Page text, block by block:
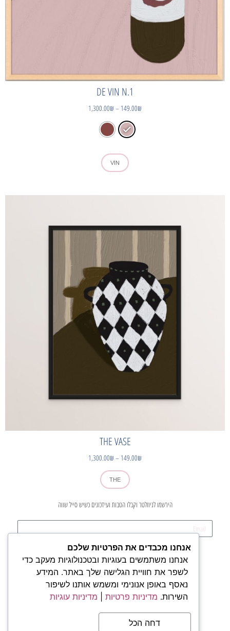
DE VIN N.1
149.00₪
–
1,300.00₪
VIN
THE VASE
149.00₪
–
1,300.00₪
THE
חנות
מי אנחנו
הירשמו לניוזלטר וקבלו הטבות ועידכונים כשיש סייל שווה
אנחנו מכבדים את הפרטיות שלכם
אנחנו משתמשים בעוגיות ובטכנולוגיות מעקב כדי
לשפר את חוויית הגלישה שלך באתר. המידע
נאסף באופן אנונימי ומשמש אותנו לשיפור
השירות. מדיניות פרטיות מדיניות עוגיות
דחה הכל